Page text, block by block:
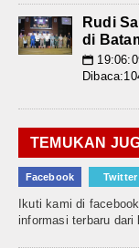
Rudi
di
📅
TEMUKAN
Facebook Twitter
Ikuti kami di
informasi terbaru dari